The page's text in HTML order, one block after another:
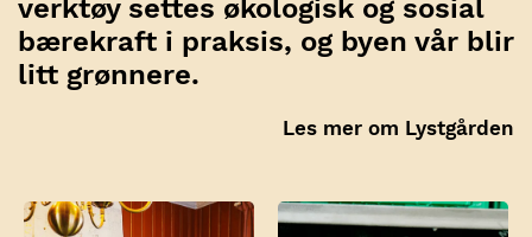
verktøy settes økologisk og sosial
bærekraft i praksis, og byen vår blir
litt grønnere.
Les mer om Lystgården